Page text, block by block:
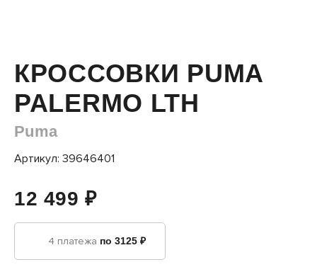
КРОССОВКИ PUMA
PALERMO LTH
Puma
Артикул: 39646401
12 499 ₽
4 платежа по 3125 ₽